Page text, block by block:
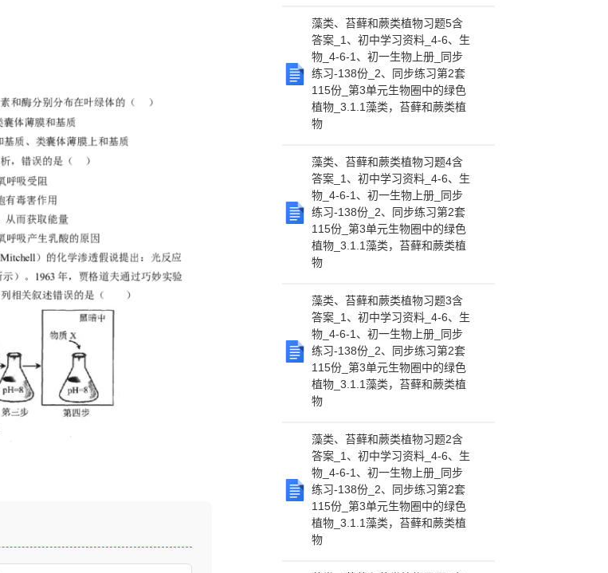
藻类、苔藓和蕨类植物习题5含
答案_1、初中学习资料_4-6、生
物_4-6-1、初一生物上册_同步
练习-138份_2、同步练习第2套
115份_第3单元生物圈中的绿色
植物_3.1.1藻类，苔藓和蕨类植
物
藻类、苔藓和蕨类植物习题4含
答案_1、初中学习资料_4-6、生
物_4-6-1、初一生物上册_同步
练习-138份_2、同步练习第2套
115份_第3单元生物圈中的绿色
植物_3.1.1藻类，苔藓和蕨类植
物
藻类、苔藓和蕨类植物习题3含
答案_1、初中学习资料_4-6、生
物_4-6-1、初一生物上册_同步
练习-138份_2、同步练习第2套
115份_第3单元生物圈中的绿色
植物_3.1.1藻类，苔藓和蕨类植
物
藻类、苔藓和蕨类植物习题2含
答案_1、初中学习资料_4-6、生
物_4-6-1、初一生物上册_同步
练习-138份_2、同步练习第2套
115份_第3单元生物圈中的绿色
植物_3.1.1藻类，苔藓和蕨类植
物